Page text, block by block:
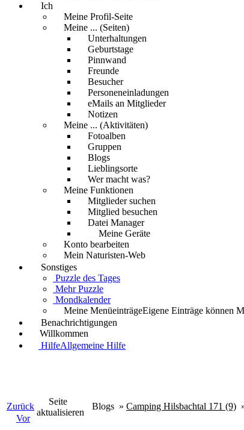
Ich
Meine Profil-Seite
Meine ... (Seiten)
Unterhaltungen
Geburtstage
Pinnwand
Freunde
Besucher
Personeneinladungen
eMails an Mitglieder
Notizen
Meine ... (Aktivitäten)
Fotoalben
Gruppen
Blogs
Lieblingsorte
Wer macht was?
Meine Funktionen
Mitglieder suchen
Mitglied besuchen
Datei Manager
Meine Geräte
Konto bearbeiten
Mein Naturisten-Web
Sonstiges
Puzzle des Tages
Mehr Puzzle
Mondkalender
Meine MenüeinträgeEigene Einträge können
Benachrichtigungen
Willkommen
HilfeAllgemeine Hilfe
Zurück
Vor
Seite
aktualisieren
Blogs » Camping Hilsbachtal 171 (9)